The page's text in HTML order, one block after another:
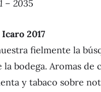
– 2035
2017
fielmente la
bodega. Aromas de
y tabaco sobre